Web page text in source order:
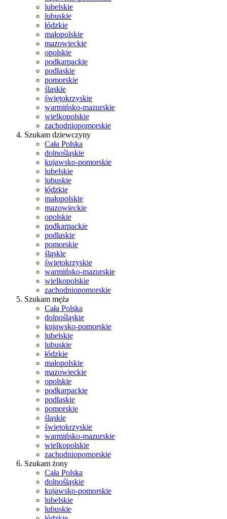
lubelskie
lubuskie
łódzkie
małopolskie
mazowieckie
opolskie
podkarpackie
podlaskie
pomorskie
śląskie
świętokrzyskie
warmińsko-mazurskie
wielkopolskie
zachodniopomorskie
Szukam dziewczyny
Cała Polska
dolnośląskie
kujawsko-pomorskie
lubelskie
lubuskie
łódzkie
małopolskie
mazowieckie
opolskie
podkarpackie
podlaskie
pomorskie
śląskie
świętokrzyskie
warmińsko-mazurskie
wielkopolskie
zachodniopomorskie
Szukam męża
Cała Polska
dolnośląskie
kujawsko-pomorskie
lubelskie
lubuskie
łódzkie
małopolskie
mazowieckie
opolskie
podkarpackie
podlaskie
pomorskie
śląskie
świętokrzyskie
warmińsko-mazurskie
wielkopolskie
zachodniopomorskie
Szukam żony
Cała Polska
dolnośląskie
kujawsko-pomorskie
lubelskie
lubuskie